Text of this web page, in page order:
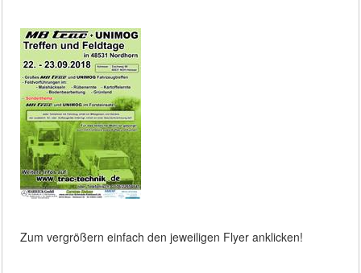
Zum vergrößern einfach den jeweiligen Flyer anklicken!